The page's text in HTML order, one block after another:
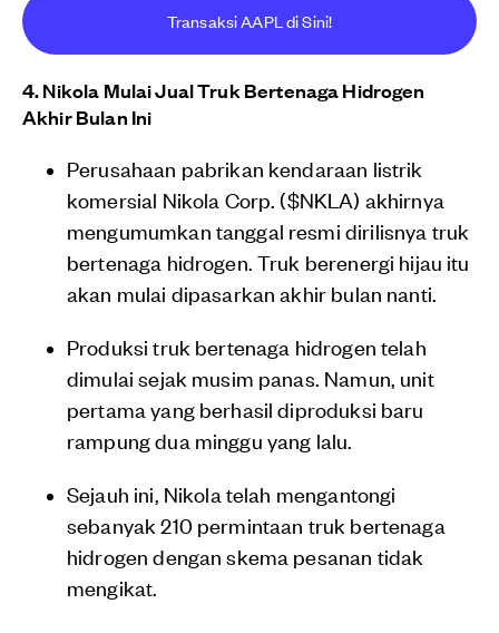
Transaksi AAPL di Sini!
4. Nikola Mulai Jual Truk Bertenaga Hidrogen
Akhir Bulan Ini
Perusahaan pabrikan kendaraan listrik
komersial Nikola Corp. ($NKLA) akhirnya
mengumumkan tanggal resmi dirilisnya truk
bertenaga hidrogen. Truk berenergi hijau itu
akan mulai dipasarkan akhir bulan nanti.
Produksi truk bertenaga hidrogen telah
dimulai sejak musim panas. Namun, unit
pertama yang berhasil diproduksi baru
rampung dua minggu yang lalu.
Sejauh ini, Nikola telah mengantongi
sebanyak 210 permintaan truk bertenaga
hidrogen dengan skema pesanan tidak
mengikat.